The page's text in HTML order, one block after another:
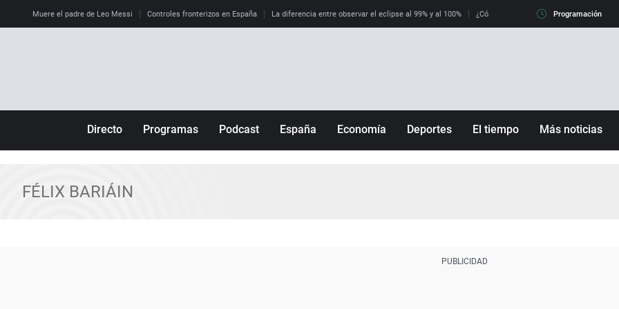
Muere el padre de Leo Messi Controles fronterizos en España La diferencia entre observar el eclipse al 99% y al 100% ¿Cómo es llegar a Italia con controles
Programación
Directo Programas
Julia en la onda
Podcast España Economía Deportes El tiempo Más noticias
FÉLIX BARIÁIN